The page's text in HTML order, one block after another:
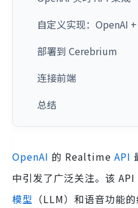
自定义实现：OpenAI
部署到 Cerebrium
连接前端
总结
OpenAI 的 Realtime API
中引发了广泛关注。该
模型 （LLM）和语音功能